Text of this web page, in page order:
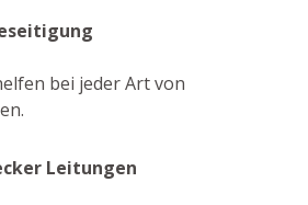
bei jeder Art von
Leitungen